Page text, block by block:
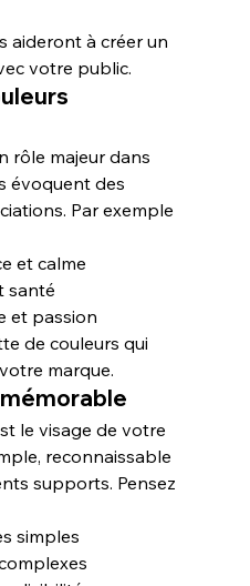
aideront à créer un
votre public.
rôle majeur dans
évoquent des
Par exemple
et calme
santé
et passion
de couleurs qui
marque.
le visage de votre
reconnaissable
supports. Pensez
simples